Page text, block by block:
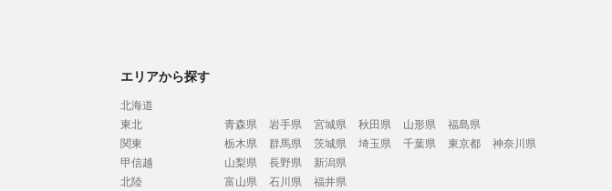
エリアから探す
北海道
東北
青森県 岩手県 宮城県 秋田県 山形県
福島県
関東
栃木県 群馬県 茨城県 埼玉県 千葉県 東京都
神奈川県
甲信越
山梨県 長野県
新潟県
北陸
富山県 石川県
福井県